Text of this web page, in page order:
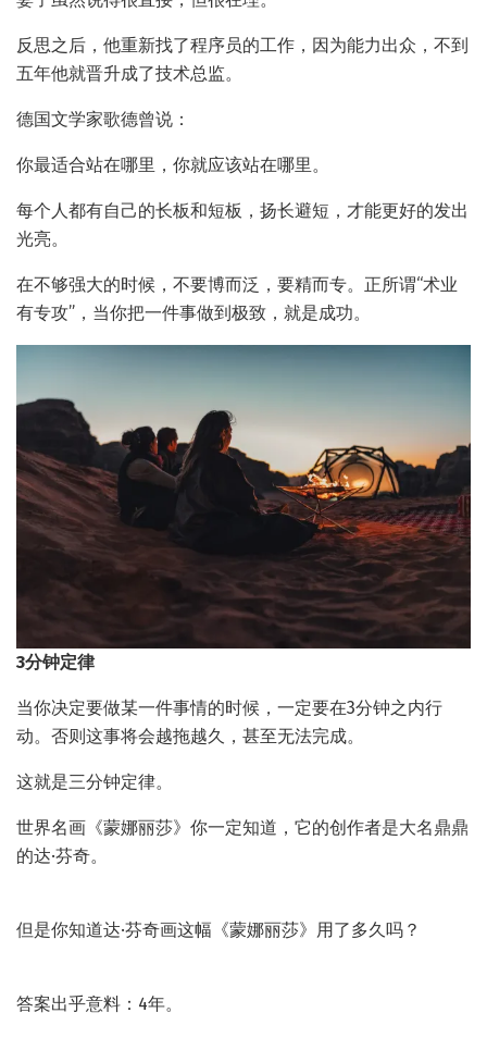
反思之后，他重新找了程序员的工作，因为能力出众，不到
五年他就晋升成了技术总监。
德国文学家歌德曾说：
你最适合站在哪里，你就应该站在哪里。
每个人都有自己的长板和短板，扬长避短，才能更好的发出
光亮。
在不够强大的时候，不要博而泛，要精而专。正所谓“术业
有专攻”，当你把一件事做到极致，就是成功。
3分钟定律
当你决定要做某一件事情的时候，一定要在3分钟之内行
动。否则这事将会越拖越久，甚至无法完成。
这就是三分钟定律。
世界名画《蒙娜丽莎》你一定知道，它的创作者是大名鼎鼎
的达·芬奇。
但是你知道达·芬奇画这幅《蒙娜丽莎》用了多久吗？
答案出乎意料：4年。